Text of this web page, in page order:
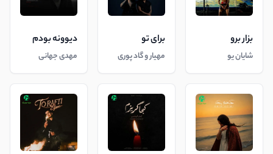
بزار برو
شایان یو
برای تو
مهیار و گاد پوری
دیوونه بودم
مهدی جهانی